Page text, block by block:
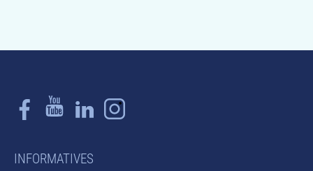
INFORMATIVES